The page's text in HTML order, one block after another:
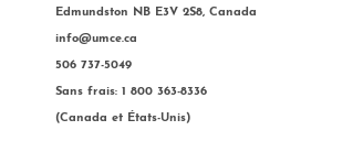
Edmundston NB E3V 2S8, Canada
info@umce.ca
506 737-5049
Sans frais: 1 800 363-8336
(Canada et États-Unis)